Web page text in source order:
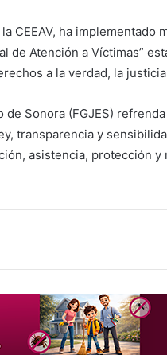
CEEAV, ha implementado
de Atención a Víctimas”
a la verdad, la
de Sonora (FGJES)
transparencia y
asistencia, protección